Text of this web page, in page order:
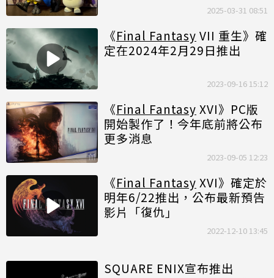
2025-03-31 08:51
《Final Fantasy VII 重生》確
定在2024年2月29日推出
2023-09-16 15:12
《Final Fantasy XVI》PC版
開始製作了！今年底前將公布
更多消息
2023-09-05 12:23
《Final Fantasy XVI》確定於
明年6/22推出，公布最新預告
影片「復仇」
2022-12-10 13:45
SQUARE ENIX宣布推出